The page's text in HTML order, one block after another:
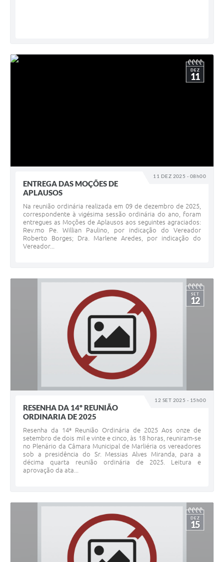
11 DEZ 2025 - 08h00
DEZ
11
ENTREGA DAS MOÇÕES DE
APLAUSOS
Na reunião ordinária realizada em 09 de dezembro de 2025,
correspondente à vigésima sessão ordinária do ano, foram
entregues as Moções de Aplausos aos seguintes agraciados:
Rev.mo Pe. Willian Paulino, por indicação do Vereador
Roberto Borges; Dra. Marlene Aredes, por indicação do
Vereador...
12 SET 2025 - 15h00
SET
12
RESENHA DA 14º REUNIÃO
ORDINARIA DE 2025
Resenha da 14ª Reunião Ordinária de 2025 Aos onze de
setembro de dois mil e vinte e cinco, às 18 horas, reuniram-se
no Plenário da Câmara Municipal de Marliéria os vereadores
sob a presidência do Sr. Messias Alves Miranda, para a
décima quarta reunião ordinária de 2025. Leitura e
aprovação da ata...
DEZ
15